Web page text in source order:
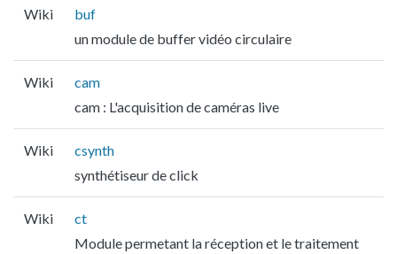
Wiki
buf
un module de buffer vidéo circulaire
Wiki
cam
cam : L'acquisition de caméras live
Wiki
csynth
synthétiseur de click
Wiki
ct
Module permetant la réception et le traitement